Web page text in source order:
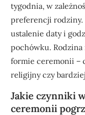
tygodnia, w
preferencji rodziny.
ustalenie daty i
pochówku.
formie ceremonii –
religijny czy
Jakie czynniki
ceremonii